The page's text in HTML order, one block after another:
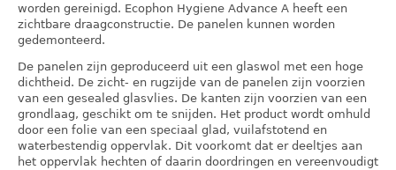
worden gereinigd. Ecophon Hygiene Advance A heeft een
zichtbare draagconstructie. De panelen kunnen worden
gedemonteerd.
De panelen zijn geproduceerd uit een glaswol met een hoge
dichtheid. De zicht- en rugzijde van de panelen zijn voorzien
van een gesealed glasvlies. De kanten zijn voorzien van een
grondlaag, geschikt om te snijden. Het product wordt omhuld
door een folie van een speciaal glad, vuilafstotend en
waterbestendig oppervlak. Dit voorkomt dat er deeltjes aan
het oppervlak hechten of daarin doordringen en vereenvoudigt